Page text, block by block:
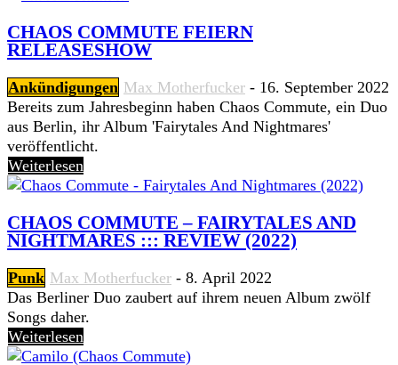
CHAOS COMMUTE FEIERN
RELEASESHOW
Ankündigungen Max Motherfucker - 16. September 2022
Bereits zum Jahresbeginn haben Chaos Commute, ein Duo
aus Berlin, ihr Album 'Fairytales And Nightmares'
veröffentlicht.
Weiterlesen
CHAOS COMMUTE – FAIRYTALES AND
NIGHTMARES ::: REVIEW (2022)
Punk Max Motherfucker - 8. April 2022
Das Berliner Duo zaubert auf ihrem neuen Album zwölf
Songs daher.
Weiterlesen